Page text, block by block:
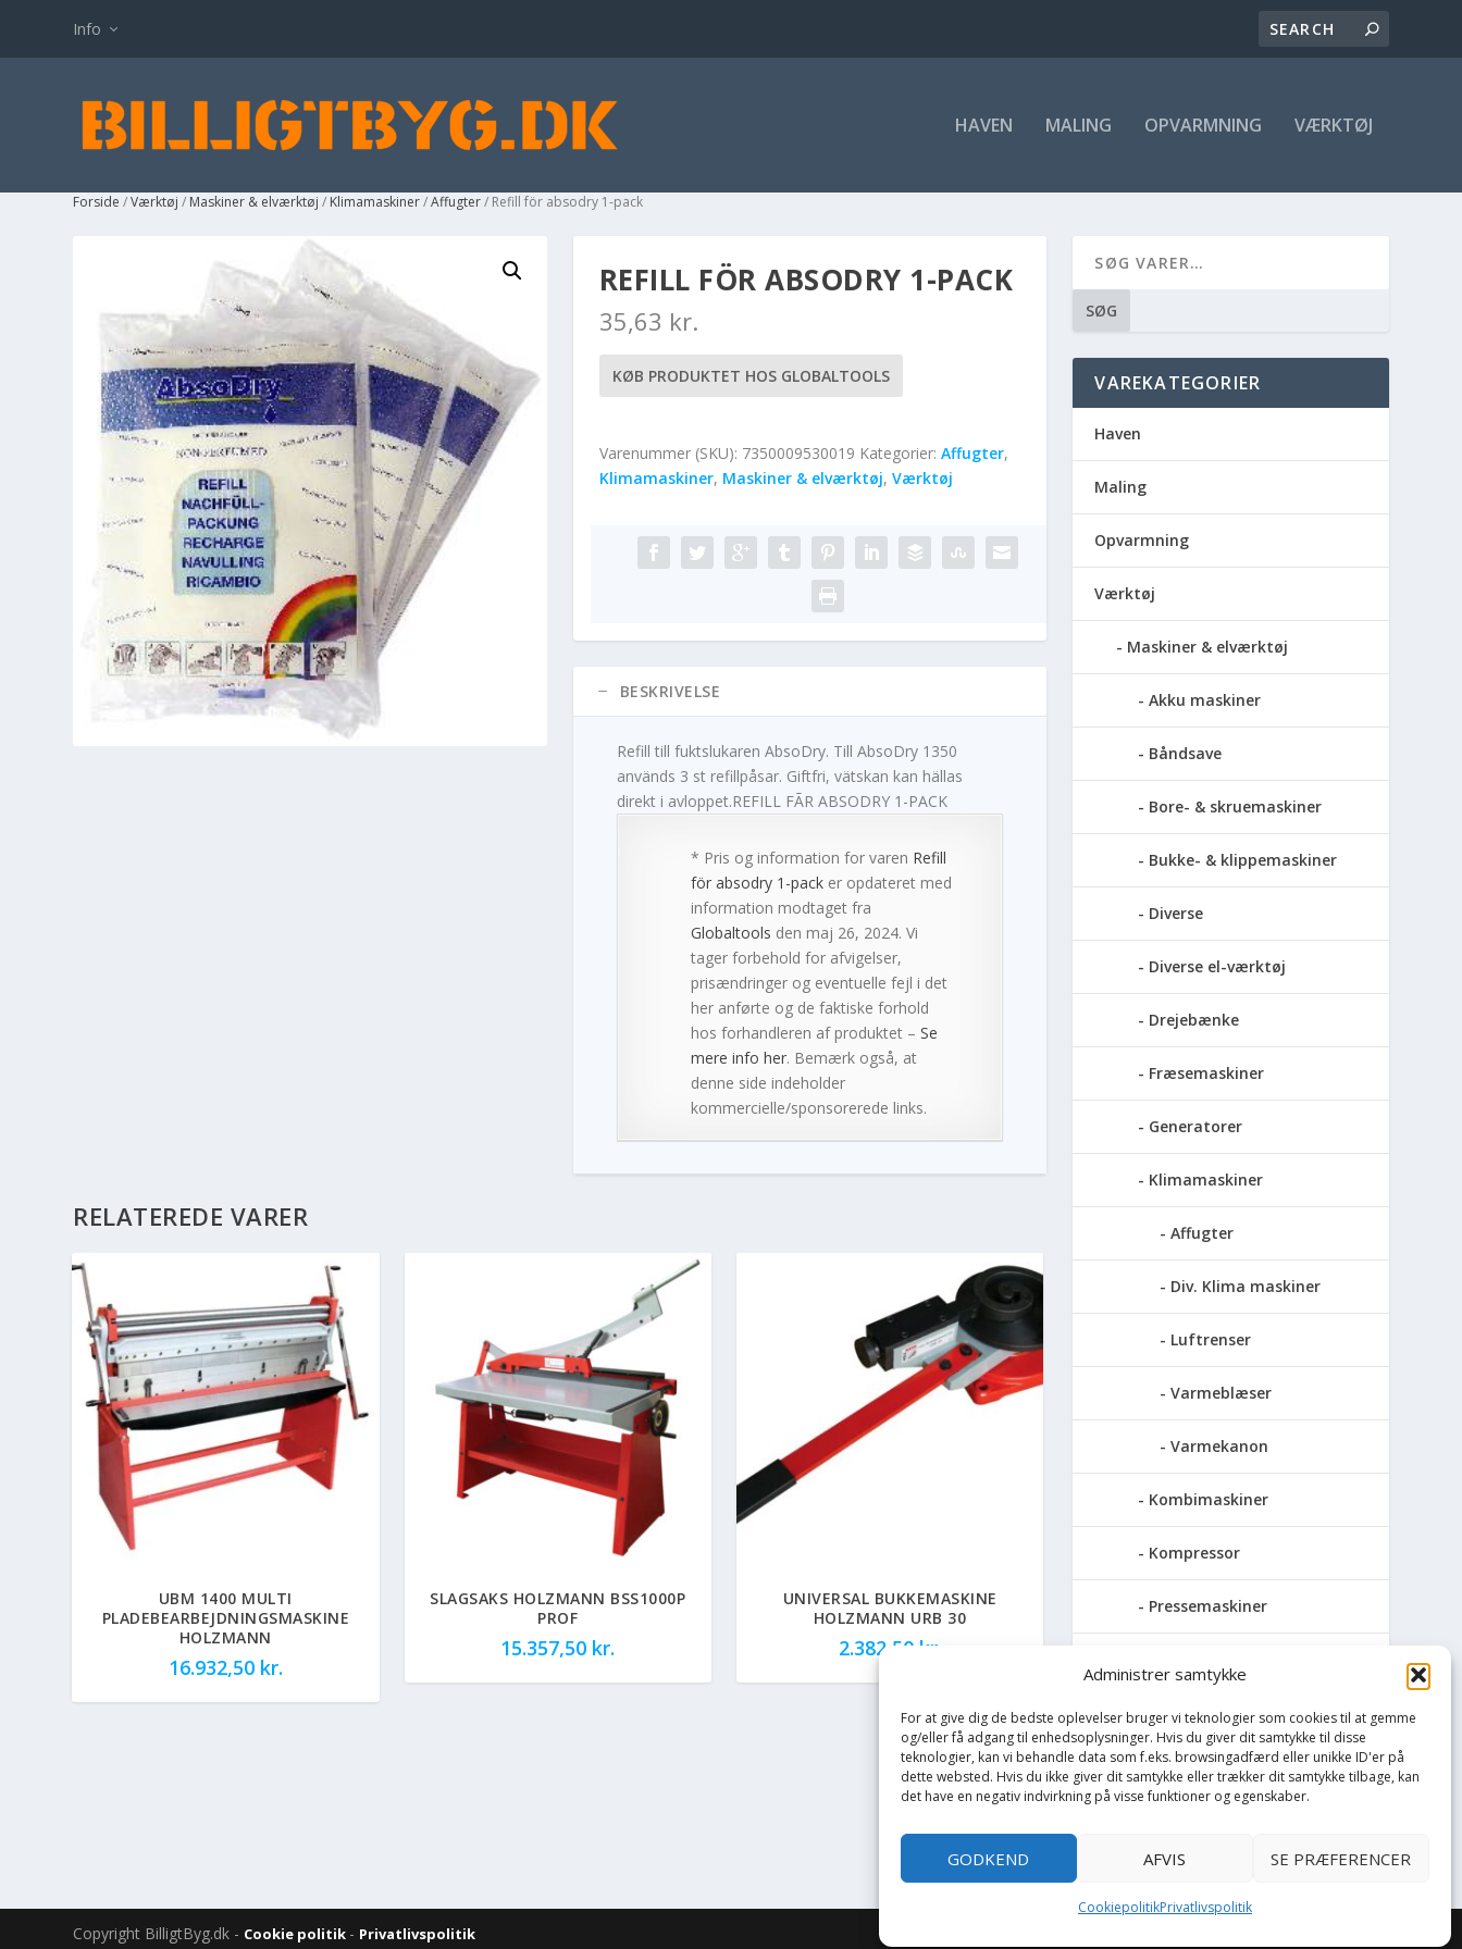
Administrer samtykke
For at give dig de bedste oplevelser bruger vi teknologier som cookies til at gemme
og/eller få adgang til enhedsoplysninger. Hvis du giver dit samtykke til disse
teknologier, kan vi behandle data som f.eks. browsingadfærd eller unikke ID'er på
dette websted. Hvis du ikke giver dit samtykke eller trækker dit samtykke tilbage, kan
det have en negativ indvirkning på visse funktioner og egenskaber.
GODKEND AFVIS SE PRÆFERENCER
CookiepolitikPrivatlivspolitik
Info
HAVEN MALING OPVARMNING VÆRKTØJ
Forside /Værktøj / Maskiner & elværktøj / Klimamaskiner/Affugter/ Refill för absodry 1-pack
REFILL FÖR ABSODRY 1-PACK
35,63 kr.
KØB PRODUKTET HOS GLOBALTOOLS
Varenummer (SKU): 7350009530019 Kategorier: Affugter,
Klimamaskiner, Maskiner & elværktøj, Værktøj
BESKRIVELSE
Refill till fuktslukaren AbsoDry. Till AbsoDry 1350
används 3 st refillpåsar. Giftfri, vätskan kan hällas
direkt i avloppet.REFILL FÃR ABSODRY 1-PACK
* Pris og information for varen Refill
för absodry 1-packer opdateret med
information modtaget fra
Globaltools den maj 26, 2024. Vi
tager forbehold for afvigelser,
prisændringer og eventuelle fejl i det
her anførte og de faktiske forhold
hos forhandleren af produktet – Se
mere info her. Bemærk også, at
denne side indeholder
kommercielle/sponsorerede links.
RELATEREDE VARER
UBM 1400 MULTI
PLADEBEARBEJDNINGSMASKINE
HOLZMANN
16.932,50 kr.
SLAGSAKS HOLZMANN BSS1000P
PROF
15.357,50 kr.
UNIVERSAL BUKKEMASKINE
HOLZMANN URB 30
2.382,50 kr.
SØG
VAREKATEGORIER
Haven
Maling
Opvarmning
Værktøj
Maskiner & elværktøj
Akku maskiner
Båndsave
Bore- & skruemaskiner
Bukke- & klippemaskiner
Diverse
Diverse el-værktøj
Drejebænke
Fræsemaskiner
Generatorer
Klimamaskiner
Affugter
Div. Klima maskiner
Luftrenser
Varmeblæser
Varmekanon
Kombimaskiner
Kompressor
Pressemaskiner
Slibemaskiner
Svejser
Copyright BilligtByg.dk - Cookie politik - Privatlivspolitik